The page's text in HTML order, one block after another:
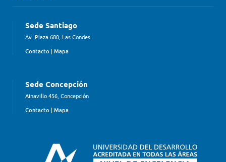
Sede Santiago
Av. Plaza 680, Las Condes
Contacto | Mapa
Sede Concepción
Ainavillo 456, Concepción
Contacto | Mapa